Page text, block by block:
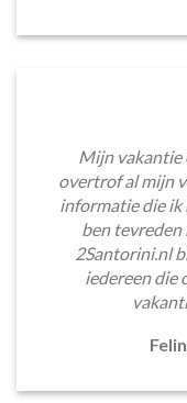
Mijn vakantie
overtrof al mijn
informatie die ik
ben tevreden
2Santorini.nl
iedereen die